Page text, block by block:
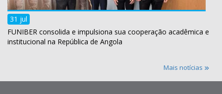
31 jul
FUNIBER consolida e impulsiona sua cooperação acadêmica e
institucional na República de Angola
Mais notícias